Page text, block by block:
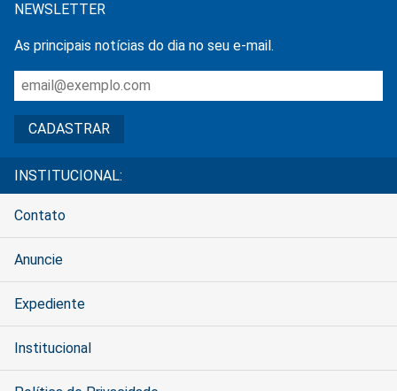
NEWSLETTER
As principais notícias do dia no seu e-mail.
INSTITUCIONAL:
Contato
Anuncie
Expediente
Institucional